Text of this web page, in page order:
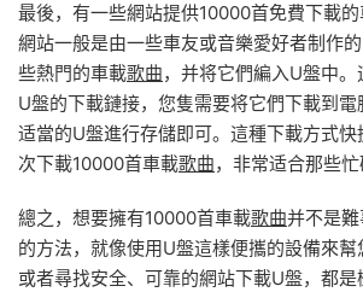
最後，有一些網站提供10000首免費下載
網站一般是由一些車友或音樂愛好者制作
些熱門的車載歌曲，并将它們編入U盤中
U盤的下載鏈接，您隻需要将它們下載到
适當的U盤進行存儲即可。這種下載方式
次下載10000首車載歌曲，非常适合那些忙
總之，想要擁有10000首車載歌曲并不是
的方法，就像使用U盤這樣便攜的設備來幫
或者尋找安全、可靠的網站下載U盤，都